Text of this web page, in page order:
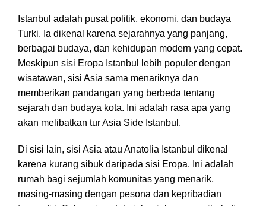
Istanbul adalah pusat politik, ekonomi, dan budaya
Turki. Ia dikenal karena sejarahnya yang panjang,
berbagai budaya, dan kehidupan modern yang cepat.
Meskipun sisi Eropa Istanbul lebih populer dengan
wisatawan, sisi Asia sama menariknya dan
memberikan pandangan yang berbeda tentang
sejarah dan budaya kota. Ini adalah rasa apa yang
akan melibatkan tur Asia Side Istanbul.
Di sisi lain, sisi Asia atau Anatolia Istanbul dikenal
karena kurang sibuk daripada sisi Eropa. Ini adalah
rumah bagi sejumlah komunitas yang menarik,
masing-masing dengan pesona dan kepribadian